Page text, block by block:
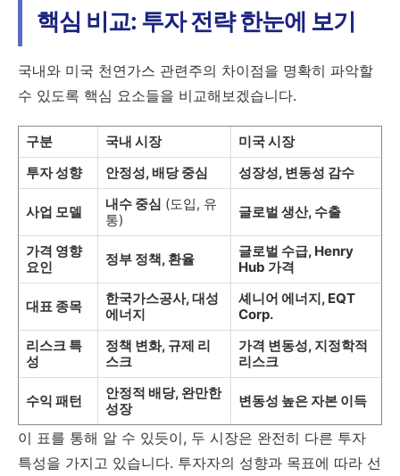
핵심 비교: 투자 전략 한눈에 보기
국내와 미국 천연가스 관련주의 차이점을 명확히 파악할
수 있도록 핵심 요소들을 비교해보겠습니다.
구분 국내 시장
미국 시장
투자 성향
안정성, 배당 중심 성장성, 변동성 감수
사업 모델 내수 중심 (도입, 유
통)
글로벌 생산, 수출
가격 영향
요인
정부 정책, 환율
글로벌 수급, Henry
Hub 가격
대표 종목
한국가스공사, 대성
에너지
셰니어 에너지, EQT
Corp.
리스크 특
성
정책 변화, 규제 리
스크
가격 변동성, 지정학적
리스크
수익 패턴
안정적 배당, 완만한
성장
변동성 높은 자본 이득
이 표를 통해 알 수 있듯이, 두 시장은 완전히 다른 투자
특성을 가지고 있습니다. 투자자의 성향과 목표에 따라 선